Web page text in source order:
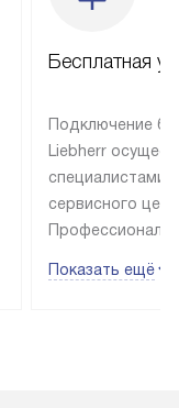
Бесплатная
Подключение
Liebherr
специалистами
сервисного
эксплуатации
Показать ещё